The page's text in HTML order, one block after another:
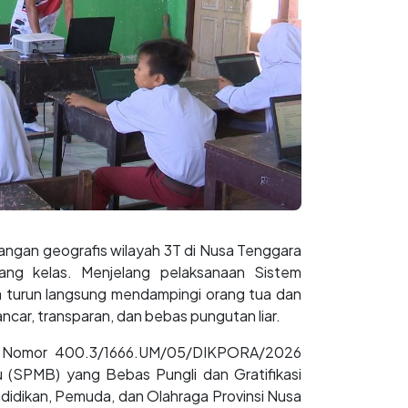
geografis wilayah 3T di Nusa Tenggara
kelas. Menjelang pelaksanaan Sistem
langsung mendampingi orang tua dan
transparan, dan bebas pungutan liar.
400.3/1666.UM/05/DIKPORA/2026
yang Bebas Pungli dan Gratifikasi
Pemuda, dan Olahraga Provinsi Nusa